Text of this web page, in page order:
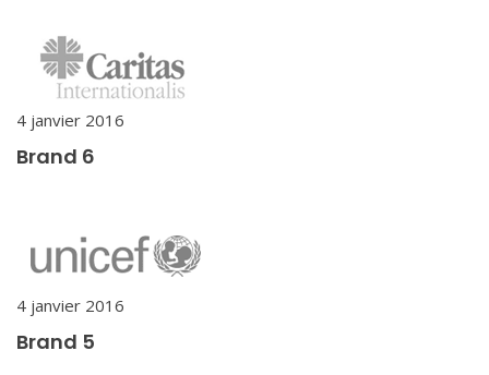
4 janvier 2016
Brand 6
4 janvier 2016
Brand 5